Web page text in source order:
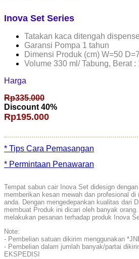
Inova Set Series
Tatakan kaca ditengah
Garansi Pompa 1 tahun
Dimensi Produk (cm) W=50
Volume 330 ml/ Tabung, Berat :
Harga
Rp335.000
Discount 40%
Rp195.000
* Tips Cara Pemasangan
* Permintaan Penawaran
Tempat sabun cair Inova Set didesign
memberikan kesan mewah dan profesional di
anda. Dengan mengedepankan kualitas dari
membuat Produk ini dicari oleh banyak
melakukan pesanan terhadap produk Inova
Note:
- Pembelian satuan dikirim menggunakan
- Pembelian dalam jumlah banyak/partai
EKSPEDISI